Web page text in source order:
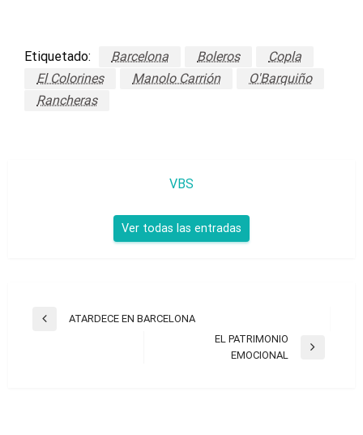
Etiquetado: Barcelona Boleros
Copla
El Colorines
Manolo Carrión
O'Barquiño
Rancheras
VBS
Ver todas las entradas
Navegación
Entrada
ATARDECE EN BARCELONA
EL PATRIMONIO
EMOCIONAL